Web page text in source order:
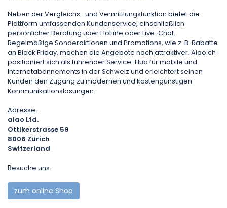
Neben der Vergleichs- und Vermittlungsfunktion bietet die
Plattform umfassenden Kundenservice, einschließlich
persönlicher Beratung über Hotline oder Live-Chat.
Regelmäßige Sonderaktionen und Promotions, wie z. B. Rabatte
an Black Friday, machen die Angebote noch attraktiver. Alao.ch
positioniert sich als führender Service-Hub für mobile und
Internetabonnements in der Schweiz und erleichtert seinen
Kunden den Zugang zu modernen und kostengünstigen
Kommunikationslösungen.
Adresse:
alao Ltd.
Ottikerstrasse 59
8006 Zürich
Switzerland
Besuche uns:
zum online Shop